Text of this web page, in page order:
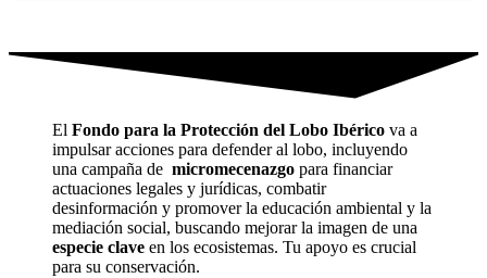
El Fondo para la Protección del Lobo Ibérico va a
impulsar acciones para defender al lobo, incluyendo
una campaña de micromecenazgo para financiar
actuaciones legales y jurídicas, combatir
desinformación y promover la educación ambiental y la
mediación social, buscando mejorar la imagen de una
especie clave en los ecosistemas. Tu apoyo es crucial
para su conservación.